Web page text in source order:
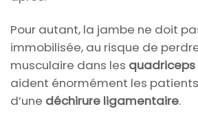
Pour autant, la jambe ne doit
immobilisée, au risque de
musculaire dans les
aident énormément les
d’une déchirure ligamentaire.